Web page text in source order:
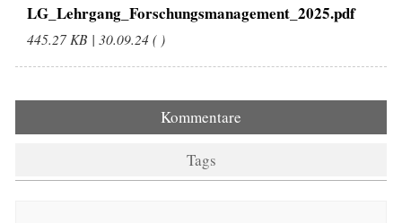
LG_Lehrgang_Forschungsmanagement_2025.pdf
445.27 KB | 30.09.24 ( )
Kommentare
Tags